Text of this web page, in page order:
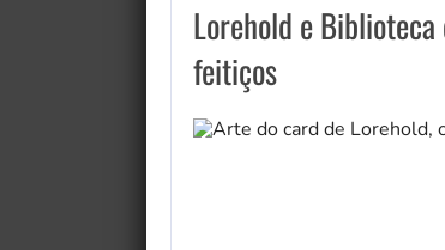
Lorehold e
feitiços